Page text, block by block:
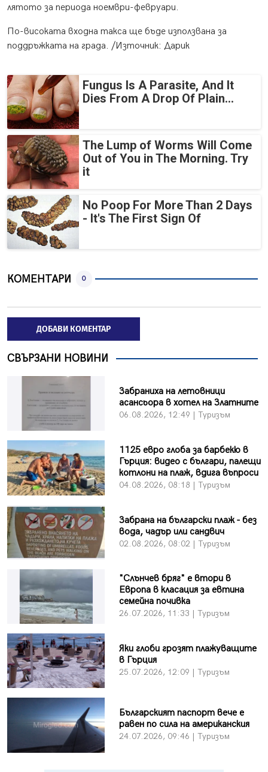
лятото за периода ноември-февруари.
По-високата входна такса ще бъде използвана за
поддръжката на града. /Източник: Дарик
Fungus Is A Parasite, And It
Dies From A Drop Of Plain...
The Lump of Worms Will Come
Out of You in The Morning. Try
it
No Poop For More Than 2 Days
- It's The First Sign Of
КОМЕНТАРИ 0
ДОБАВИ КОМЕНТАР
СВЪРЗАНИ НОВИНИ
Забраниха на летовници
асансьора в хотел на Златните
06.08.2026, 12:49 | Туризъм
1125 евро глоба за барбекю в
Гърция: видео с българи, палещи
котлони на плаж, вдига въпроси
04.08.2026, 08:18 | Туризъм
Забрана на български плаж - без
вода, чадър или сандвич
02.08.2026, 08:02 | Туризъм
"Слънчев бряг" е втори в
Европа в класация за евтина
семейна почивка
26.07.2026, 11:33 | Туризъм
Яки глоби грозят плажуващите
в Гърция
25.07.2026, 12:09 | Туризъм
Българският паспорт вече е
равен по сила на американския
24.07.2026, 09:46 | Туризъм